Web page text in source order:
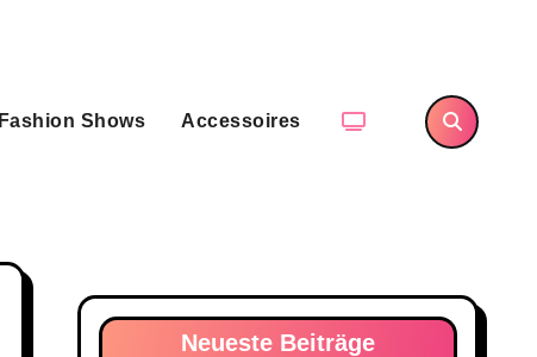
Fashion Shows Accessoires
Neueste Beiträge